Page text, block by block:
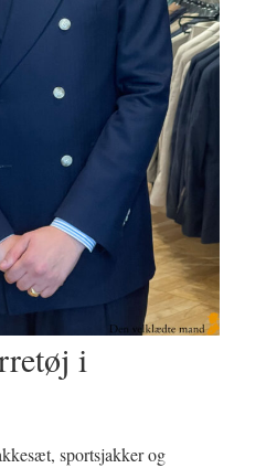
i
sportsjakker og